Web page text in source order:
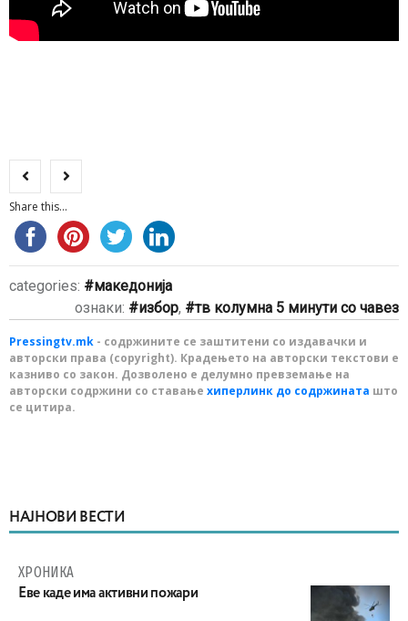
Share this...
categories:
македонија
ознаки:
избор, тв колумна 5 минути со чавез
Pressingtv.mk - содржините се заштитени со издавачки и
авторски права (copyright). Крадењето на авторски текстови е
казниво со закон. Дозволено е делумно превземање на
авторски содржини со ставање хиперлинк до содржината што
се цитира.
НАЈНОВИ ВЕСТИ
ХРОНИКА
Eве каде има активни пожари